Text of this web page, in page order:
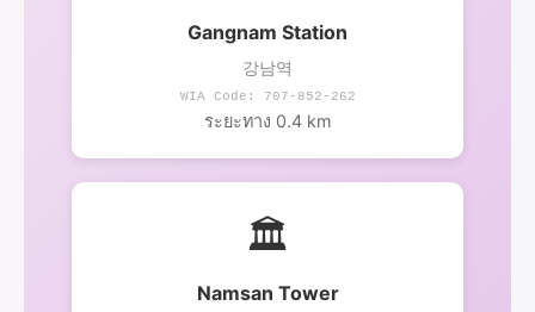
Gangnam Station
강남역
WIA Code: 707-852-262
ระยะทาง 0.4 km
🏛️
Namsan Tower